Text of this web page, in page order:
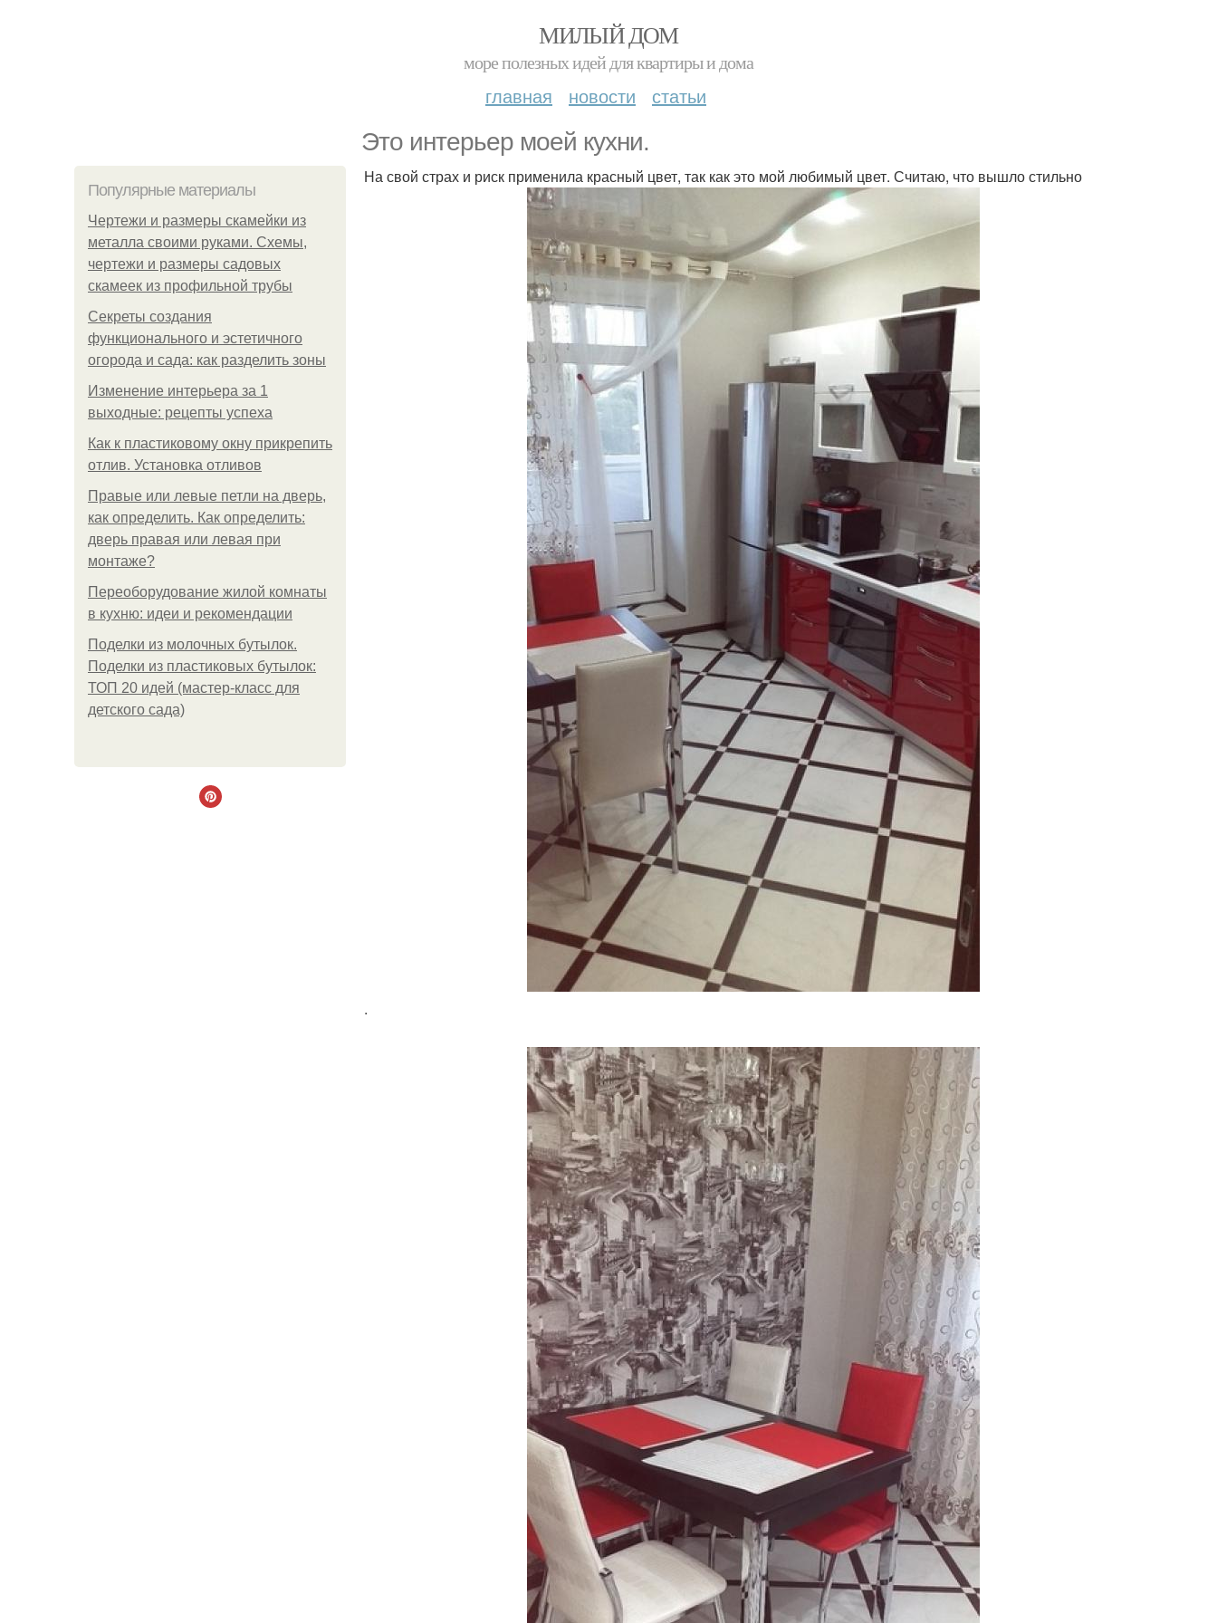
МИЛЫЙ ДОМ
море полезных идей для квартиры и дома
главная новости статьи
Это интерьер моей кухни.
Популярные материалы
Чертежи и размеры скамейки из
металла своими руками. Схемы,
чертежи и размеры садовых
скамеек из профильной трубы
Секреты создания
функционального и эстетичного
огорода и сада: как разделить зоны
Изменение интерьера за 1
выходные: рецепты успеха
Как к пластиковому окну прикрепить
отлив. Установка отливов
Правые или левые петли на дверь,
как определить. Как определить:
дверь правая или левая при
монтаже?
Переоборудование жилой комнаты
в кухню: идеи и рекомендации
Поделки из молочных бутылок.
Поделки из пластиковых бутылок:
ТОП 20 идей (мастер-класс для
детского сада)
На свой страх и риск применила красный цвет, так как это мой любимый цвет. Считаю, что вышло стильно
.